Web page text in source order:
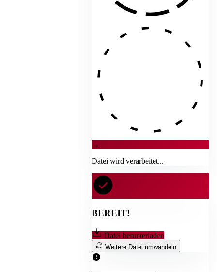
→
Datei wird verarbeitet...
BEREIT!
Datei herunterladen
Weitere Datei umwandeln